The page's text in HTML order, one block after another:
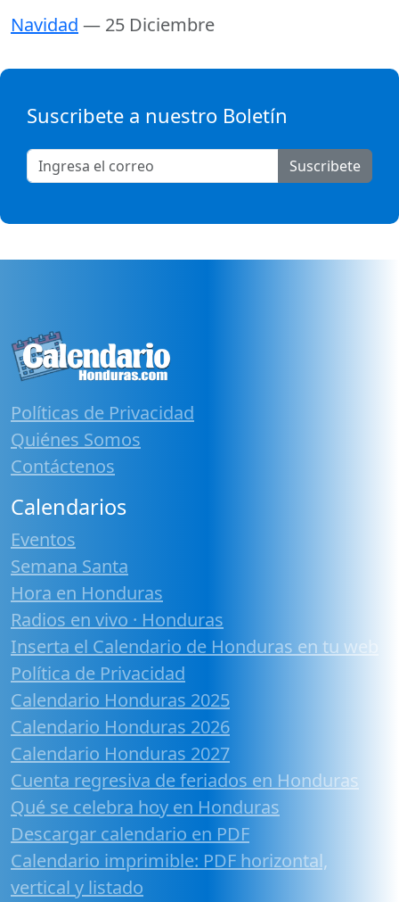
Navidad — 25 Diciembre
Suscribete a nuestro Boletín
Suscribete
Políticas de Privacidad
Quiénes Somos
Contáctenos
Calendarios
Eventos
Semana Santa
Hora en Honduras
Radios en vivo · Honduras
Inserta el Calendario de Honduras en tu web
Política de Privacidad
Calendario Honduras 2025
Calendario Honduras 2026
Calendario Honduras 2027
Cuenta regresiva de feriados en Honduras
Qué se celebra hoy en Honduras
Descargar calendario en PDF
Calendario imprimible: PDF horizontal,
vertical y listado